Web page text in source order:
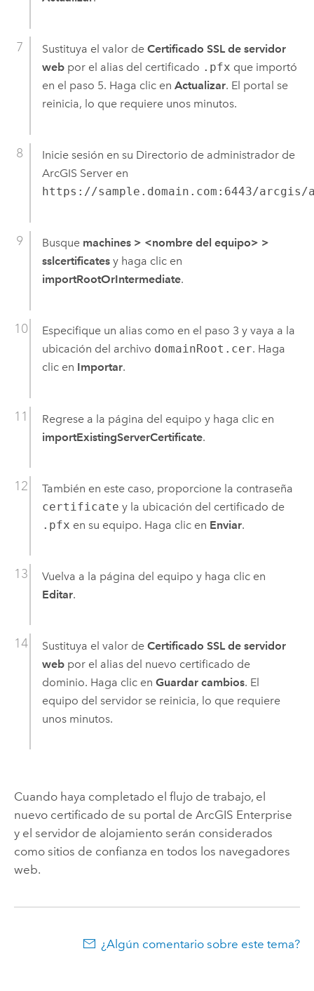
Sustituya el valor de Certificado SSL de servidor
webpor el alias del certificado .pfx que importó
en el paso 5. Haga clic en Actualizar. El portal se
reinicia, lo que requiere unos minutos.
Inicie sesión en su Directorio de administrador de
ArcGIS Serveren
https://sample.domain.com:6443/arcgis/
Busque machines > <nombre del equipo> >
sslcertificatesy haga clic en
importRootOrIntermediate.
Especifique un alias como en el paso 3 y vaya a la
ubicación del archivo domainRoot.cer. Haga
clic en Importar.
Regrese a la página del equipo y haga clic en
importExistingServerCertificate.
También en este caso, proporcione la contraseña
certificate y la ubicación del certificado de
.pfx en su equipo. Haga clic en Enviar.
Vuelva a la página del equipo y haga clic en
Editar.
Sustituya el valor de Certificado SSL de servidor
webpor el alias del nuevo certificado de
dominio. Haga clic en Guardar cambios. El
equipo del servidor se reinicia, lo que requiere
unos minutos.
Cuando haya completado el flujo de trabajo, el
nuevo certificado de su portal de ArcGIS Enterprise
y el servidor de alojamiento serán considerados
como sitios de confianza en todos los navegadores
web.
¿Algún comentario sobre este tema?